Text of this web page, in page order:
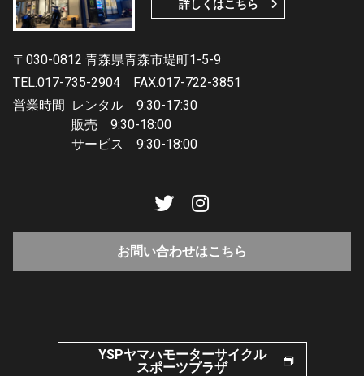
詳しくはこちら
〒030-0812 青森県青森市堤町1-5-9
TEL.017-735-2904
FAX.017-722-3851
営業時間 レンタル 9:30-17:30
販売 9:30-18:00
サービス 9:30-18:00
お問い合わせはこちら
YSPヤマハモーターサイクル
スポーツプラザ